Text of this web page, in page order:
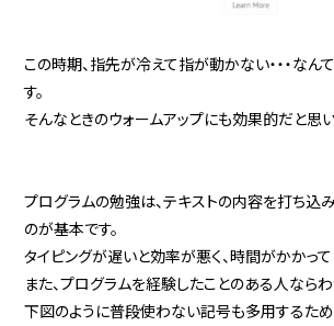
この時期、指先が冷えて指が動かない・・・なん
す。
そんなときのウォームアップにも効果的だと思
プログラムの勉強は、テキストの内容を打ち込
のが基本です。
タイピングが遅いと効率が悪く、時間がかかって
また、プログラムを経験したことのある人なら
下図のように普段使わない記号も多用するた